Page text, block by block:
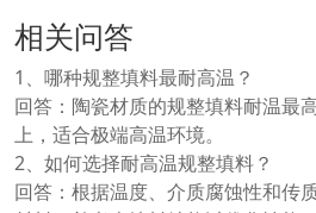
相关问答
1、哪种规整填料最耐高温？
回答：陶瓷材质的规整填料耐温最
上，适合极端高温环境。
2、如何选择耐高温规整填料？
回答：根据温度、介质腐蚀性和传